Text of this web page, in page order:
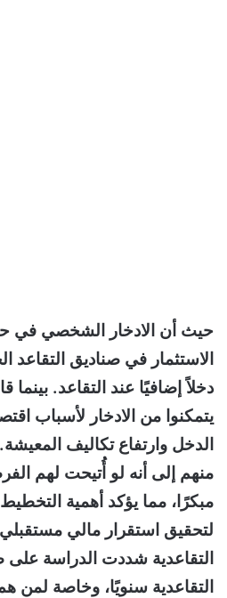
حيث أن الادخار الشخصي في
الاستثمار في صناديق التقاعد
يتمكنوا من الادخار لأسباب
منهم إلى أنه لو أُتيحت لهم
مبكرًا، مما يؤكد أهمية
لتحقيق استقرار مالي
التقاعدية شددت الدراسة
التقاعدية سنويًا، وخاصة